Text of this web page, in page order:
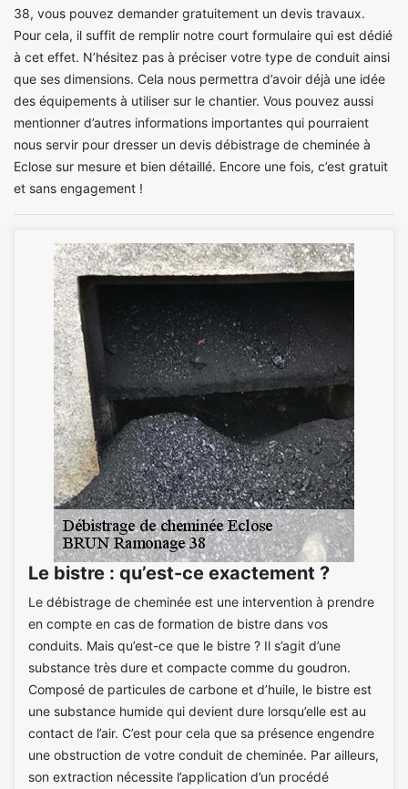
38, vous pouvez demander gratuitement un devis travaux.
Pour cela, il suffit de remplir notre court formulaire qui est dédié
à cet effet. N’hésitez pas à préciser votre type de conduit ainsi
que ses dimensions. Cela nous permettra d’avoir déjà une idée
des équipements à utiliser sur le chantier. Vous pouvez aussi
mentionner d’autres informations importantes qui pourraient
nous servir pour dresser un devis débistrage de cheminée à
Eclose sur mesure et bien détaillé. Encore une fois, c’est gratuit
et sans engagement !
Le bistre : qu’est-ce exactement ?
Le débistrage de cheminée est une intervention à prendre
en compte en cas de formation de bistre dans vos
conduits. Mais qu’est-ce que le bistre ? Il s’agit d’une
substance très dure et compacte comme du goudron.
Composé de particules de carbone et d’huile, le bistre est
une substance humide qui devient dure lorsqu’elle est au
contact de l’air. C’est pour cela que sa présence engendre
une obstruction de votre conduit de cheminée. Par ailleurs,
son extraction nécessite l’application d’un procédé